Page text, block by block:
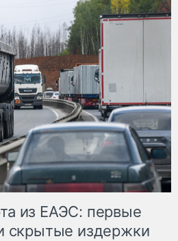
из ЕАЭС: первые
скрытые издержки